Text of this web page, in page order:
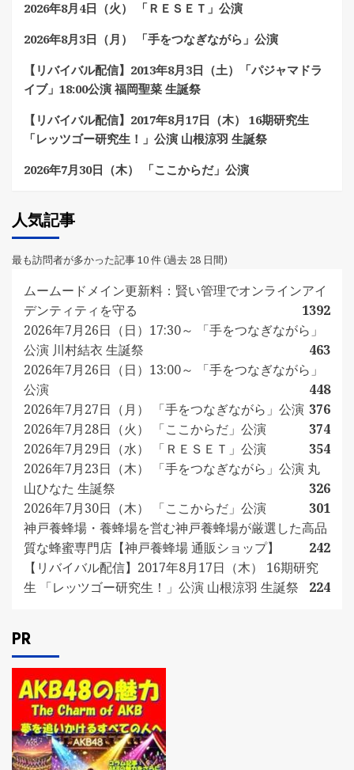
2026年8月4日（火） 「ＲＥＳＥＴ」公演
2026年8月3日（月） 「手をつなぎながら」公演
【リバイバル配信】2013年8月3日（土）「パジャマドラ
イブ」18:00公演 福岡聖菜 生誕祭
【リバイバル配信】2017年8月17日（木） 16期研究生
「レッツゴー研究生！」公演 山根涼羽 生誕祭
2026年7月30日（木） 「ここからだ」公演
人気記事
最も訪問者が多かった記事 10 件 (過去 28 日間)
ムームードメイン更新料：賢い管理でオンラインアイ
デンティティを守る
1392
2026年7月26日（日）17:30～ 「手をつなぎながら」
公演 川村結衣 生誕祭
463
2026年7月26日（日）13:00～ 「手をつなぎながら」
公演
448
2026年7月27日（月） 「手をつなぎながら」公演 376
2026年7月28日（火） 「ここからだ」公演
374
2026年7月29日（水） 「ＲＥＳＥＴ」公演
354
2026年7月23日（木） 「手をつなぎながら」公演 丸
山ひなた 生誕祭
326
2026年7月30日（木） 「ここからだ」公演
301
神戸養蜂場・養蜂場を営む神戸養蜂場が厳選した高品
質な蜂蜜専門店【神戸養蜂場 通販ショップ】
242
【リバイバル配信】2017年8月17日（木） 16期研究
生 「レッツゴー研究生！」公演 山根涼羽 生誕祭
224
PR